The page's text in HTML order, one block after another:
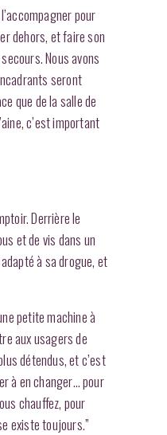
pour
dehors, et faire son
Nous avons
seront
que de la salle de
c’est important
Derrière le
et de vis dans un
à sa drogue, et
petite machine à
aux usagers de
détendus, et c’est
à en changer… pour
chauffez, pour
existe toujours.”